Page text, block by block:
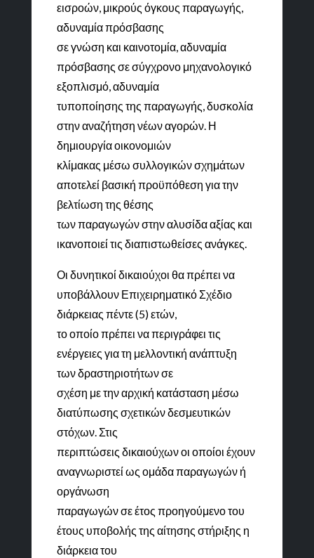
εισροών, μικρούς όγκους παραγωγής,
αδυναμία πρόσβασης
σε γνώση και καινοτομία, αδυναμία
πρόσβασης σε σύγχρονο μηχανολογικό
εξοπλισμό, αδυναμία
τυποποίησης της παραγωγής, δυσκολία
στην αναζήτηση νέων αγορών. Η
δημιουργία οικονομιών
κλίμακας μέσω συλλογικών σχημάτων
αποτελεί βασική προϋπόθεση για την
βελτίωση της θέσης
των παραγωγών στην αλυσίδα αξίας και
ικανοποιεί τις διαπιστωθείσες ανάγκες.
Οι δυνητικοί δικαιούχοι θα πρέπει να
υποβάλλουν Επιχειρηματικό Σχέδιο
διάρκειας πέντε (5) ετών,
το οποίο πρέπει να περιγράφει τις
ενέργειες για τη μελλοντική ανάπτυξη
των δραστηριοτήτων σε
σχέση με την αρχική κατάσταση μέσω
διατύπωσης σχετικών δεσμευτικών
στόχων. Στις
περιπτώσεις δικαιούχων οι οποίοι έχουν
αναγνωριστεί ως ομάδα παραγωγών ή
οργάνωση
παραγωγών σε έτος προηγούμενο του
έτους υποβολής της αίτησης στήριξης η
διάρκεια του